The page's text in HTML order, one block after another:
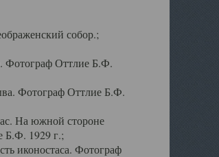
собор.;
Фотограф Оттлие Б.Ф.
Фотограф Оттлие Б.Ф.
На южной стороне
Б.Ф. 1929 г.;
иконостаса. Фотограф